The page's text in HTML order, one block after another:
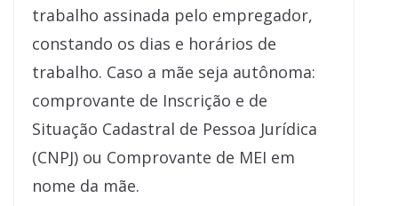
trabalho assinada pelo empregador,
constando os dias e horários de
trabalho. Caso a mãe seja autônoma:
comprovante de Inscrição e de
Situação Cadastral de Pessoa Jurídica
(CNPJ) ou Comprovante de MEI em
nome da mãe.